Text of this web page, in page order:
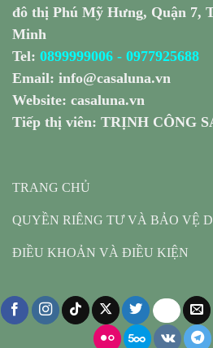
đô thị Phú Mỹ Hưng, Quận 7,
Minh
Tel: 0899999006 - 0977925688
Email: info@casaluna.vn
Website: casaluna.vn
Tiếp thị viên: TRỊNH CÔNG
TRANG CHỦ
QUYỀN RIÊNG TƯ VÀ BẢO VỆ
ĐIỀU KHOẢN VÀ ĐIỀU KIỆN